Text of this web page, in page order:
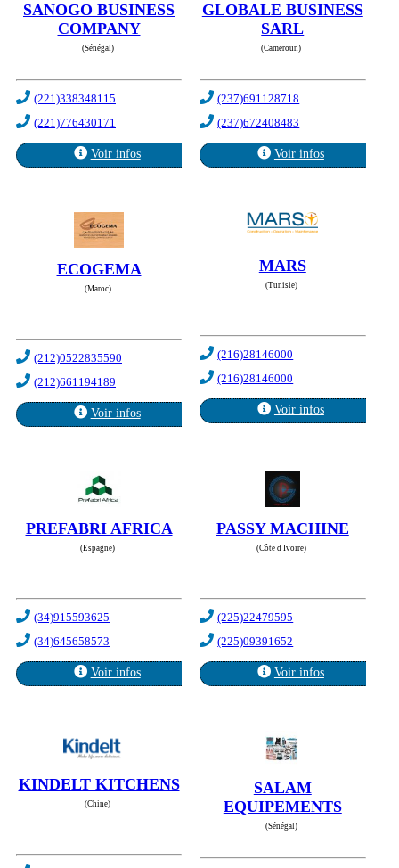
SANOGO BUSINESS
COMPANY
(Sénégal)
(221)338348115
(221)776430171
Voir infos
GLOBALE BUSINESS
SARL
(Cameroun)
(237)691128718
(237)672408483
Voir infos
ECOGEMA
(Maroc)
(212)0522835590
(212)661194189
Voir infos
MARS
(Tunisie)
(216)28146000
(216)28146000
Voir infos
PREFABRI AFRICA
(Espagne)
(34)915593625
(34)645658573
Voir infos
PASSY MACHINE
(Côte d Ivoire)
(225)22479595
(225)09391652
Voir infos
KINDELT KITCHENS
(Chine)
SALAM
EQUIPEMENTS
(Sénégal)